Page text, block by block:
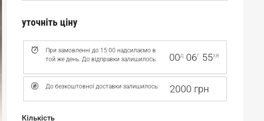
При замовленні до 15:00 надсилаємо в
той же день. До відправки залишилось:
00д 06г 55хв
До безкоштовної доставки залишилось: 2000 грн
уточніть ціну
Кількість